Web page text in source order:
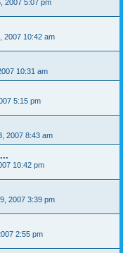
2007 5:07 pm
2007 10:42 am
10:31 am
5:15 pm
2007 8:43 am
10:42 pm
2007 3:39 pm
2:55 pm